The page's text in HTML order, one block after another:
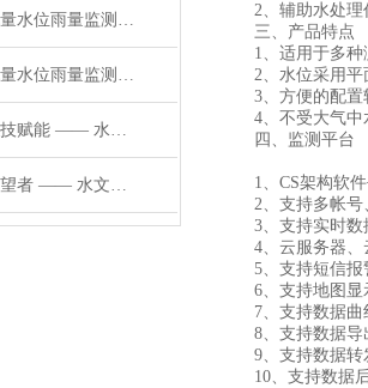
雷达式流速流量水位雨量监测站：智护水文，精准赋能防灾减灾
雷达式流速流量水位雨量监测系统：水文感知的智能守护者
逐流而测，以技赋能 —— 水文生态流量监测设备的应用与意义
江河脉络的守望者 —— 水文流量站的使命与担当
2、辅助水处理
三、产品特点
1、适用于多种测
2、水位采用平面
3、方便的配置软
4、不受大气中
四、监测平台
1、CS架构软件
2、支持多帐号
3、支持实时数
4、云服务器、
5、支持短信报
6、支持地图显
7、支持数据曲
8、支持数据导
9、支持数据转发
10、支持数据后